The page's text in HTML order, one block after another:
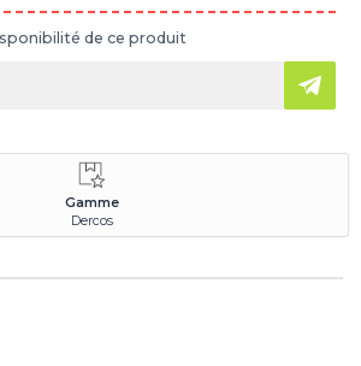
de ce produit
Gamme
Dercos